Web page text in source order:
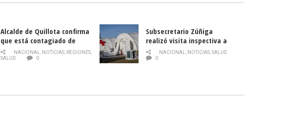
Alcalde de Quillota confirma
que está contagiado de
COVID-19
NACIONAL NOTICIAS REGIONES
SALUD
0
Subsecretario Zúñiga
realizó visita inspectiva a
Hospital Modular Sótero del
Río
NACIONAL NOTICIAS, SALUD
0